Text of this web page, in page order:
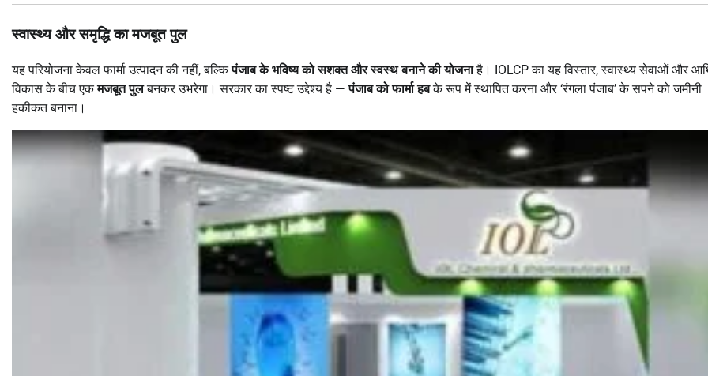
स्वास्थ्य और समृद्धि का मजबूत पुल
यह परियोजना केवल फार्मा उत्पादन की नहीं, बल्किपंजाब के भविष्य को सशक्त और स्वस्थ बनाने की योजनाहै। IOLCP का यह विस्तार, स्वास्थ्य सेवाओं और
विकास के बीच एकमजबूत पुलबनकर उभरेगा। सरकार का स्पष्ट उद्देश्य है —पंजाब को फार्मा हबके रूप में स्थापित करना और ‘रंगला पंजाब’ के सपने को जमीनी
हकीकत बनाना।